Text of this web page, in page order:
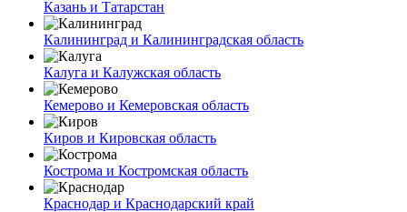
Казань и Татарстан
Калининград и Калининградская область
Калуга и Калужская область
Кемерово и Кемеровская область
Киров и Кировская область
Кострома и Костромская область
Краснодар и Краснодарский край